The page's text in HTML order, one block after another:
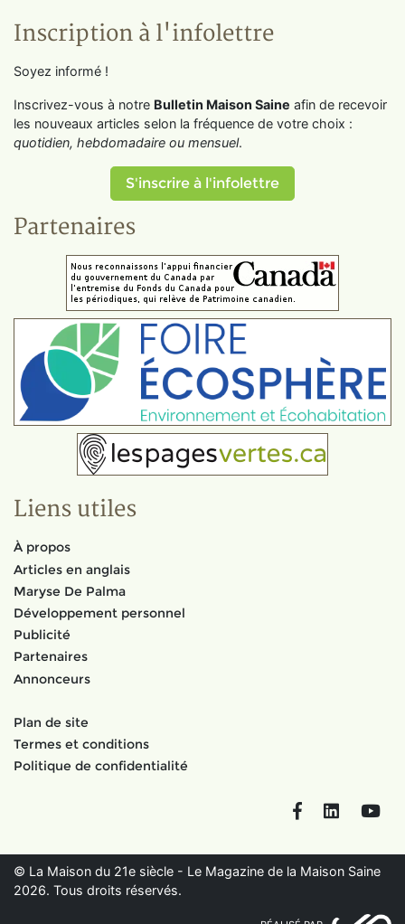
Inscription à l'infolettre
Soyez informé !
Inscrivez-vous à notre Bulletin Maison Saine afin de recevoir
les nouveaux articles selon la fréquence de votre choix :
quotidien, hebdomadaire ou mensuel.
S'inscrire à l'infolettre
Partenaires
Liens utiles
À propos
Articles en anglais
Maryse De Palma
Développement personnel
Publicité
Partenaires
Annonceurs
Plan de site
Termes et conditions
Politique de confidentialité
FacebookLinkedIn
© La Maison du 21e siècle - Le Magazine de la Maison Saine
2026. Tous droits réservés.